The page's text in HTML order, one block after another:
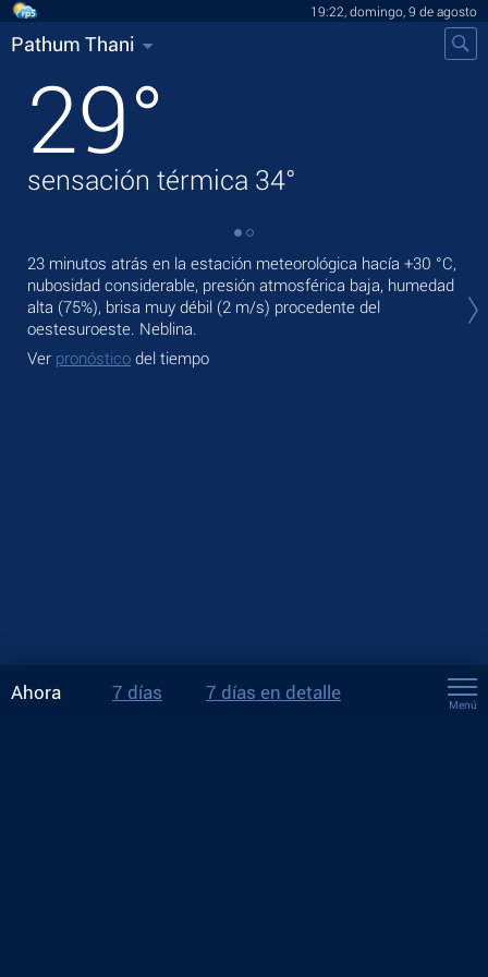
19:22, domingo, 9 de agosto
Pathum Thani
29°
sensación térmica 34°
23 minutos atrás en la estación meteorológica hacía +30 °C,
nubosidad considerable, presión atmosférica baja, humedad
alta (75%), brisa muy débil (2 m/s) procedente del
oestesuroeste. Neblina.
Ver pronóstico del tiempo
Ahora 7 días 7 días en detalle
Menú